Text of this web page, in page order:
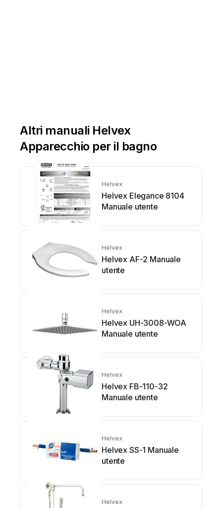
Altri manuali Helvex
Apparecchio per il bagno
Helvex
Helvex Elegance 8104
Manuale utente
Helvex
Helvex AF-2 Manuale
utente
Helvex
Helvex UH-3008-WOA
Manuale utente
Helvex
Helvex FB-110-32
Manuale utente
Helvex
Helvex SS-1 Manuale
utente
Helvex